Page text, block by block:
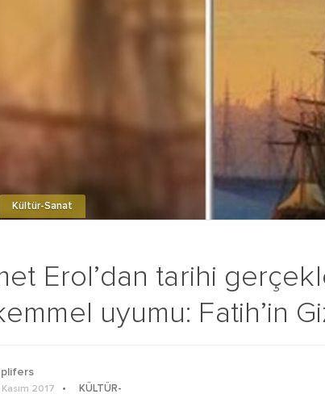
Erol’dan tarihi
uyumu: Fatih’in
Kültür-Sanat
Kasım 2017
KÜLTÜR-